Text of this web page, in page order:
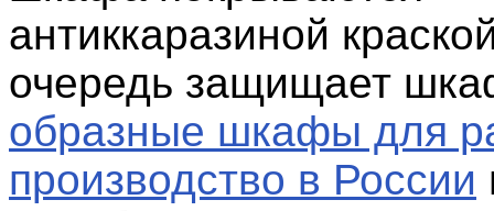
антиккаразиной
очередь защищает
образные шкафы для
производство в России